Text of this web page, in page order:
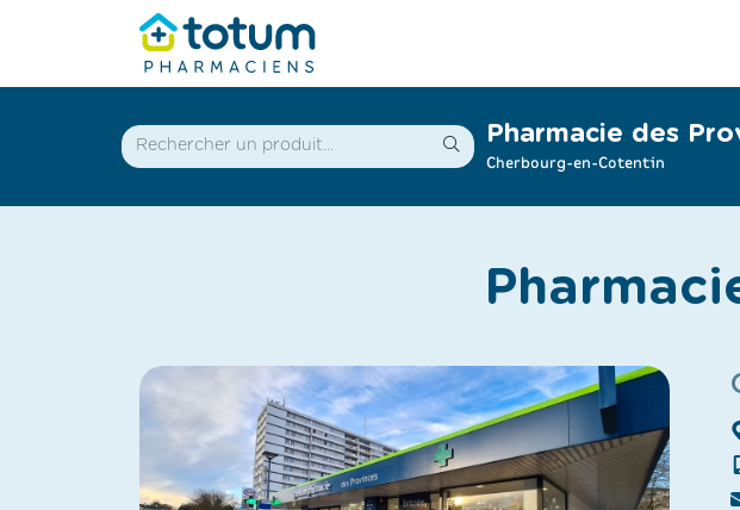
Pharmacie des
Cherbourg-en-Cotentin